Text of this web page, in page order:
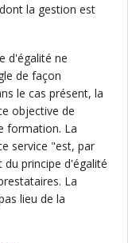
la gestion est
d'égalité ne
de façon
le cas présent, la
objective de
formation. La
service "est, par
du principe d'égalité
La
lieu de la